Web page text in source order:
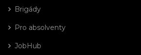
Brigády
Pro absolventy
JobHub